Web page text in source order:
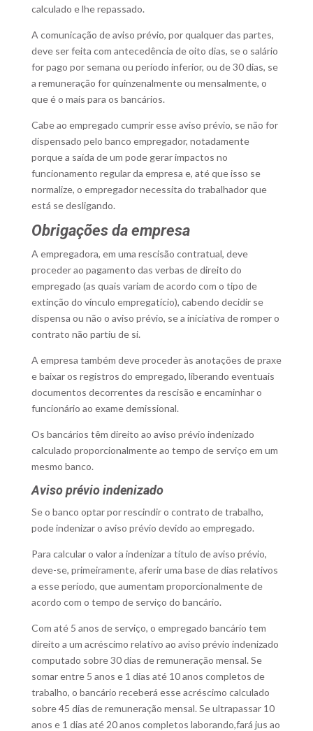
calculado e lhe repassado.
A comunicação de aviso prévio, por qualquer das partes,
deve ser feita com antecedência de oito dias, se o salário
for pago por semana ou período inferior, ou de 30 dias, se
a remuneração for quinzenalmente ou mensalmente, o
que é o mais para os bancários.
Cabe ao empregado cumprir esse aviso prévio, se não for
dispensado pelo banco empregador, notadamente
porque a saída de um pode gerar impactos no
funcionamento regular da empresa e, até que isso se
normalize, o empregador necessita do trabalhador que
está se desligando.
Obrigações da empresa
A empregadora, em uma rescisão contratual, deve
proceder ao pagamento das verbas de direito do
empregado (as quais variam de acordo com o tipo de
extinção do vínculo empregatício), cabendo decidir se
dispensa ou não o aviso prévio, se a iniciativa de romper o
contrato não partiu de si.
A empresa também deve proceder às anotações de praxe
e baixar os registros do empregado, liberando eventuais
documentos decorrentes da rescisão e encaminhar o
funcionário ao exame demissional.
Os bancários têm direito ao aviso prévio indenizado
calculado proporcionalmente ao tempo de serviço em um
mesmo banco.
Aviso prévio indenizado
Se o banco optar por rescindir o contrato de trabalho,
pode indenizar o aviso prévio devido ao empregado.
Para calcular o valor a indenizar a título de aviso prévio,
deve-se, primeiramente, aferir uma base de dias relativos
a esse período, que aumentam proporcionalmente de
acordo com o tempo de serviço do bancário.
Com até 5 anos de serviço, o empregado bancário tem
direito a um acréscimo relativo ao aviso prévio indenizado
computado sobre 30 dias de remuneração mensal. Se
somar entre 5 anos e 1 dias até 10 anos completos de
trabalho, o bancário receberá esse acréscimo calculado
sobre 45 dias de remuneração mensal. Se ultrapassar 10
anos e 1 dias até 20 anos completos laborando,fará jus ao